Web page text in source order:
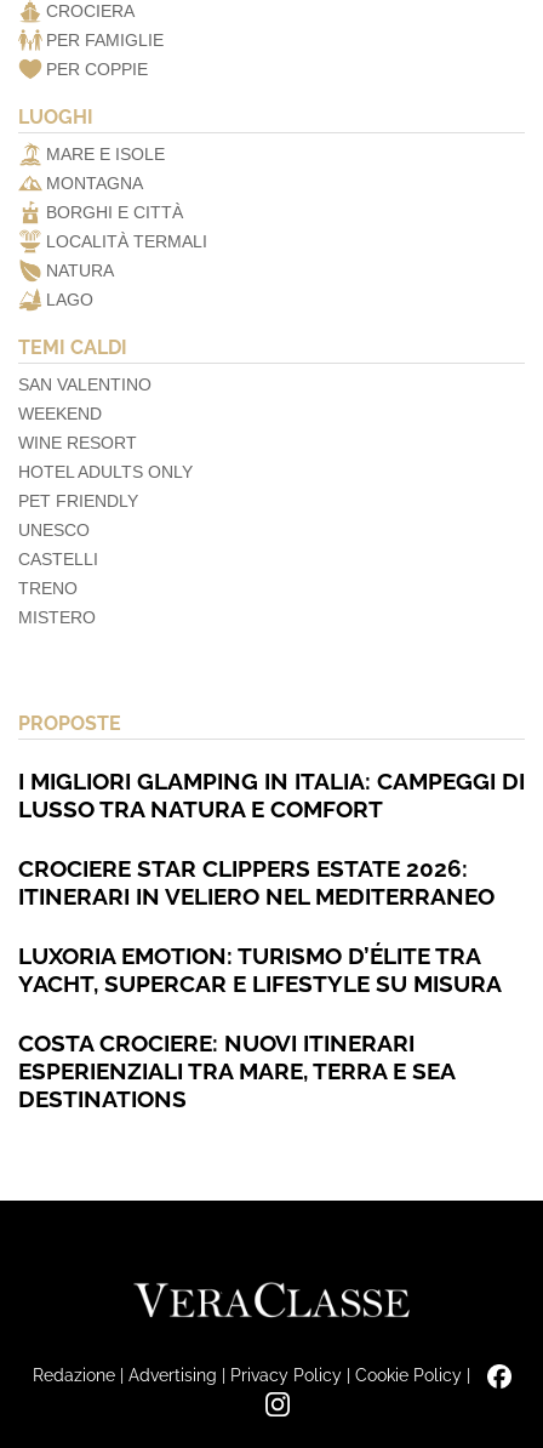
CROCIERA
PER FAMIGLIE
PER COPPIE
LUOGHI
MARE E ISOLE
MONTAGNA
BORGHI E CITTÀ
LOCALITÀ TERMALI
NATURA
LAGO
TEMI CALDI
SAN VALENTINO
WEEKEND
WINE RESORT
HOTEL ADULTS ONLY
PET FRIENDLY
UNESCO
CASTELLI
TRENO
MISTERO
PROPOSTE
I MIGLIORI GLAMPING IN ITALIA: CAMPEGGI DI
LUSSO TRA NATURA E COMFORT
CROCIERE STAR CLIPPERS ESTATE 2026:
ITINERARI IN VELIERO NEL MEDITERRANEO
LUXORIA EMOTION: TURISMO D’ÉLITE TRA
YACHT, SUPERCAR E LIFESTYLE SU MISURA
COSTA CROCIERE: NUOVI ITINERARI
ESPERIENZIALI TRA MARE, TERRA E SEA
DESTINATIONS
Redazione| Advertising | Privacy Policy| Cookie Policy|